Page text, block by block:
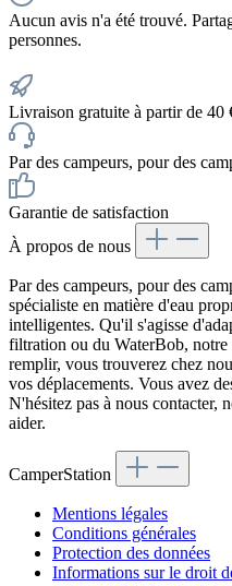
Aucun avis n'a été trouvé.
personnes.
Livraison gratuite à partir de 40
Par des campeurs, pour des
Garantie de satisfaction
À propos de nous
Par des campeurs, pour des
spécialiste en matière d'eau
intelligentes. Qu'il s'agisse
filtration ou du WaterBob,
remplir, vous trouverez chez
vos déplacements. Vous avez
N'hésitez pas à nous contacter,
aider.
CamperStation
Mentions légales
Conditions générales
Protection des données
Informations sur le droit